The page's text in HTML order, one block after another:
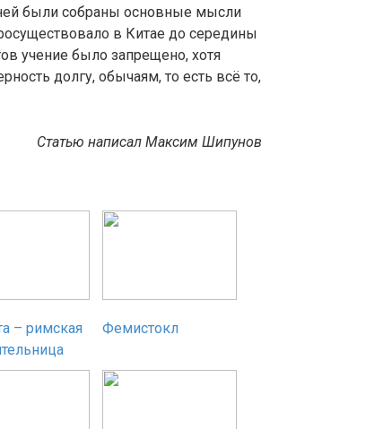
были собраны основные мысли
в Китае до середины
учение было запрещено, хотя
долгу, обычаям, то есть всё то,
Cтатью написал Максим Шипунов
– римская
Фемистокл